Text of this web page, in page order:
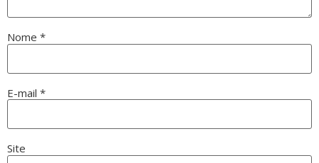
Nome *
E-mail *
Site